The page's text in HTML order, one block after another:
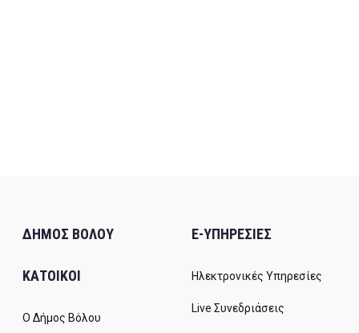
ΔΗΜΟΣ ΒΟΛΟΥ
ΚΑΤΟΙΚΟΙ
Ο Δήμος Βόλου
E-ΥΠΗΡΕΣΙΕΣ
Ηλεκτρονικές Υπηρεσίες
Live Συνεδριάσεις